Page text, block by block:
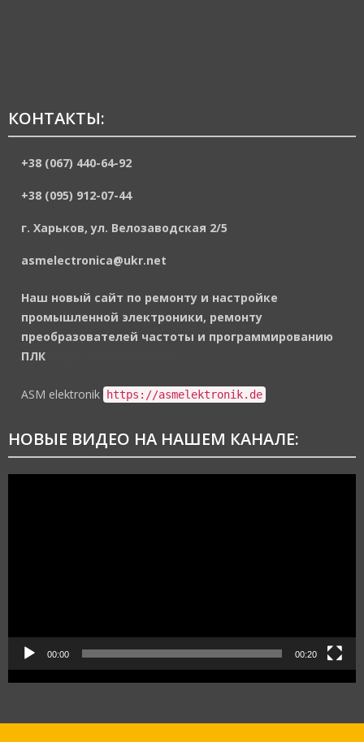
КОНТАКТЫ:
+38 (067) 440-64-92
+38 (095) 912-07-44
г. Харьков, ул. Велозаводская 2/5
asmelectronica@ukr.net
Наш новый сайт по ремонту и настройке
промышленной электроники, ремонту
преобразователей частоты и программированию
ПЛК
ASM elektronik https://asmelektronik.de
НОВЫЕ ВИДЕО НА НАШЕМ КАНАЛЕ:
00:00 00:20